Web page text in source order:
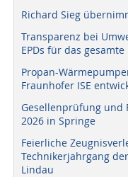
Richard Sieg
Transparenz bei
EPDs für das
Propan-
Fraunhofer ISE
Gesellenprüfung und
2026 in Springe
Feierliche
Technikerjahrgang
Lindau